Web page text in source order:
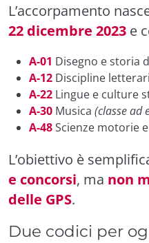
L’accorpamento
22 dicembre 2023 e
A-01 Disegno e storia
A-12 Discipline
A-22 Lingue e culture
A-30 Musica (classe ad
A-48Scienze motorie
L’obiettivo è
e concorsi, ma non
delle GPS.
Due codici per